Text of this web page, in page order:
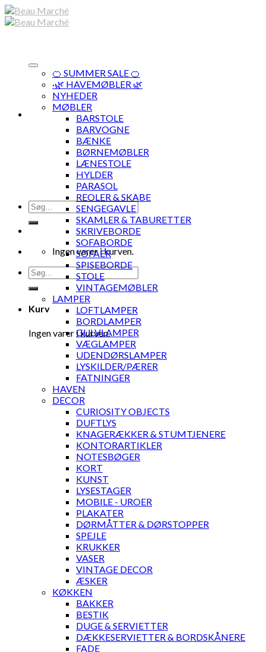
Skip
to
Søg
efter:
Ingen varer i kurven.
Søg
efter:
Kurv
Ingen varer i kurven.
🍊 SUMMER SALE 🍊
·🌿 HAVEMØBLER 🌿
NYHEDER
MØBLER
BARSTOLE
BARVOGNE
BÆNKE
BØRNEMØBLER
LÆNESTOLE
HYLDER
PARASOL
REOLER & SKABE
SENGEGAVLE
SKAMLER & TABURETTER
SKRIVEBORDE
SOFABORDE
SOFAER
SPISEBORDE
STOLE
VINTAGEMØBLER
LAMPER
LOFTLAMPER
BORDLAMPER
GULVLAMPER
VÆGLAMPER
UDENDØRSLAMPER
LYSKILDER/PÆRER
FATNINGER
HAVEN
DECOR
CURIOSITY OBJECTS
DUFTLYS
KNAGERÆKKER & STUMTJENERE
KONTORARTIKLER
NOTESBØGER
KORT
KUNST
LYSESTAGER
MOBILE - UROER
PLAKATER
DØRMÅTTER & DØRSTOPPER
SPEJLE
KRUKKER
VASER
VINTAGE DECOR
ÆSKER
KØKKEN
BAKKER
BESTIK
DUGE & SERVIETTER
DÆKKESERVIETTER & BORDSKÅNERE
FADE